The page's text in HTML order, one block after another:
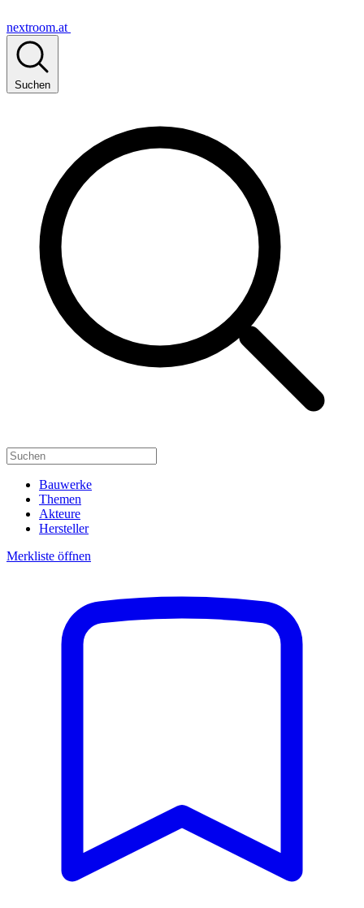
nextroom.at
Suchen
Bauwerke
Themen
Akteure
Hersteller
Merkliste öffnen